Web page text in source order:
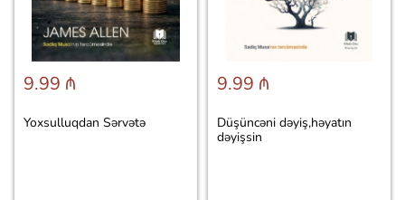
9.99 ₼
Yoxsulluqdan Sərvətə
9.99 ₼
Düşüncəni dəyiş,həyatın
dəyişsin